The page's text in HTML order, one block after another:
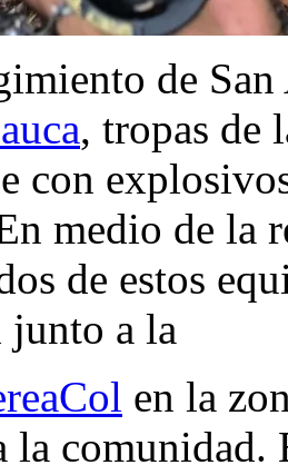
de
, tropas de
con
medio de la
de estos
junto a la
en la
la comunidad.